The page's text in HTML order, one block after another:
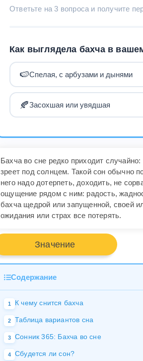
Ответьте на 3 вопроса и получите
Как выглядела бахча в
🍉Спелая, с арбузами и дынями
🍂Засохшая или увядшая
Бахча во сне редко приходит
зреет под солнцем. Такой сон обычно
него надо дотерпеть, доходить, не
ощущение рядом с ним: радость,
бахча щедрой или запущенной, своей
ожидания или страх все потерять.
Значение
Содержание
1 К чему снится бахча
2 Таблица вариантов сна
3 Сонник 365: Бахча во сне
4 Сбудется ли сон?